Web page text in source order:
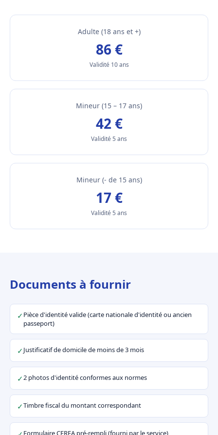
Adulte (18 ans et +)
86 €
Validité 10 ans
Mineur (15 – 17 ans)
42 €
Validité 5 ans
Mineur (- de 15 ans)
17 €
Validité 5 ans
Documents à fournir
✓ Pièce d'identité valide (carte nationale d'identité ou ancien
passeport)
✓Justificatif de domicile de moins de 3 mois
✓2 photos d'identité conformes aux normes
✓Timbre fiscal du montant correspondant
Formulaire CERFA pré-rempli (fourni par le service)